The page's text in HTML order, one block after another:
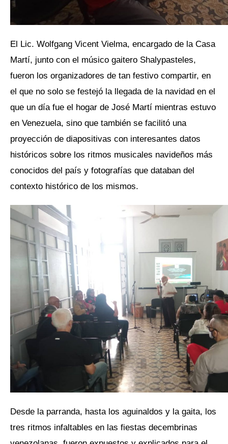
El Lic. Wolfgang Vicent Vielma, encargado de la Casa
Martí, junto con el músico gaitero Shalypasteles,
fueron los organizadores de tan festivo compartir, en
el que no solo se festejó la llegada de la navidad en el
que un día fue el hogar de José Martí mientras estuvo
en Venezuela, sino que también se facilitó una
proyección de diapositivas con interesantes datos
históricos sobre los ritmos musicales navideños más
conocidos del país y fotografías que databan del
contexto histórico de los mismos.
Desde la parranda, hasta los aguinaldos y la gaita, los
tres ritmos infaltables en las fiestas decembrinas